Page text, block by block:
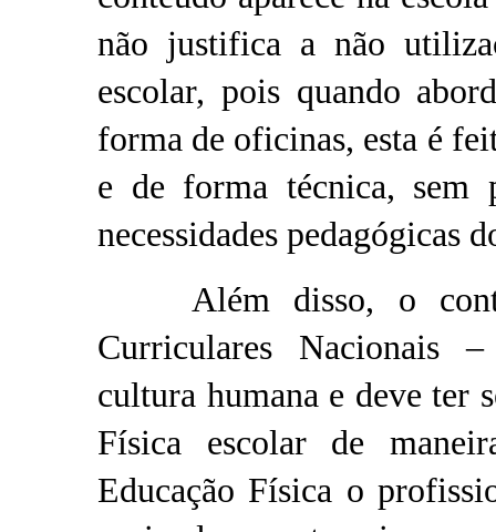
não justifica a não
escolar, pois quando
forma de oficinas, esta é
e de forma técnica, sem
necessidades pedagógicas
Além disso, o
Curriculares Nacionais
cultura humana e deve ter
Física escolar de
Educação Física o